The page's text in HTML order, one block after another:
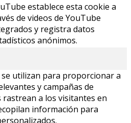
establece esta cookie a
de videos de YouTube
y registra datos
anónimos.
utilizan para proporcionar a
y campañas de
rastrean a los visitantes en
información para